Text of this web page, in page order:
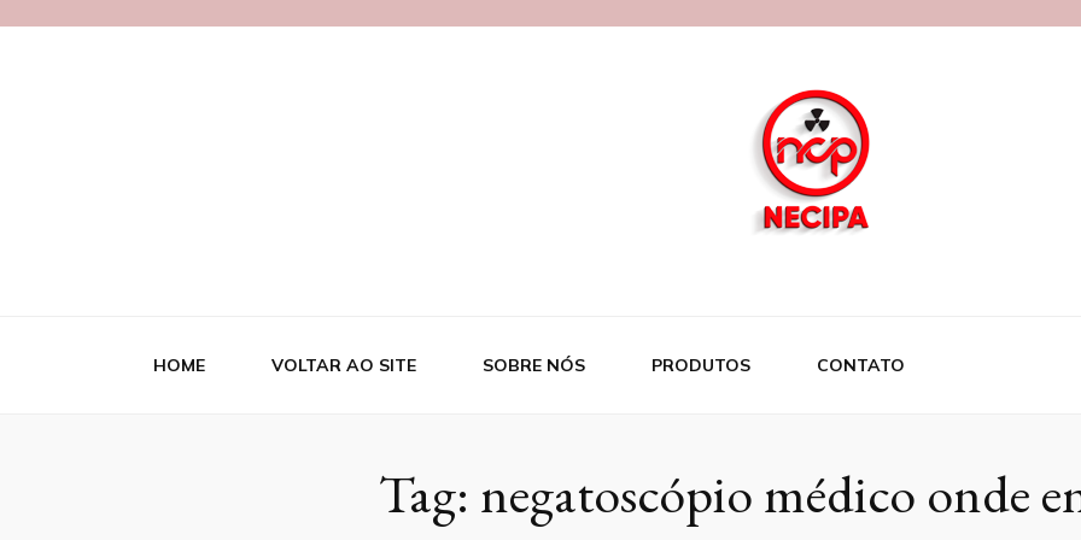
HOME VOLTAR AO SITE SOBRE NÓS PRODUTOS CONTATO
Tag: negatoscópio médico onde